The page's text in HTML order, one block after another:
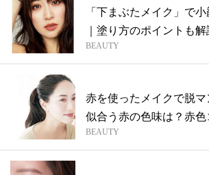
「下まぶたメイク」で
｜塗り方のポイントも解
BEAUTY
赤を使ったメイクで脱
似合う赤の色味は？赤
イク...
BEAUTY